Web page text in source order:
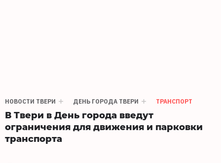
НОВОСТИ ТВЕРИ ДЕНЬ ГОРОДА ТВЕРИ ТРАНСПОРТ
В Твери в День города введут
ограничения для движения и парковки
транспорта